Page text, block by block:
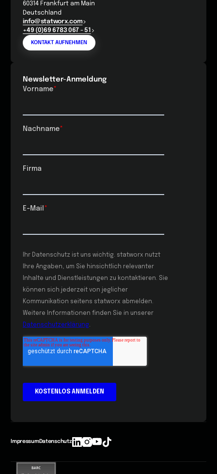
60314 Frankfurt am Main
Deutschland
info@statworx.com
+49 (0)69 6783 067 - 51
KONTAKT AUFNEHMEN
Newsletter-Anmeldung
ImpressumDatenschutz